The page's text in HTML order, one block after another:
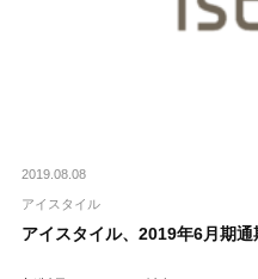
2019.08.08
アイスタイル
アイスタイル、2019年6月期